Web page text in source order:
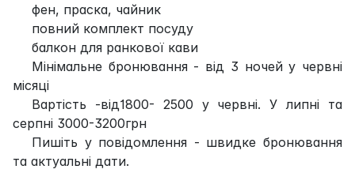
фен, праска, чайник
повний комплект посуду
балкон для ранкової кави
Мінімальне бронювання - від 3 ночей у червні
місяці
Вартість -від1800- 2500 у червні. У липні та
серпні 3000-3200грн
Пишіть у повідомлення - швидке бронювання
та актуальні дати.